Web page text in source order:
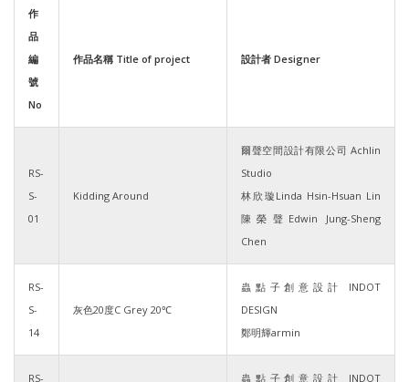
作
品
編
號
No
作品名稱 Title of project 設計者 Designer
RS-
S-
01
Kidding Around
爾聲空間設計有限公司 Achlin
Studio
林欣璇Linda Hsin-Hsuan Lin
陳榮聲Edwin Jung-Sheng
Chen
RS-
S-
14
灰色20度C Grey 20℃
蟲點子創意設計 INDOT
DESIGN
鄭明輝armin
RS-
蟲點子創意設計 INDOT